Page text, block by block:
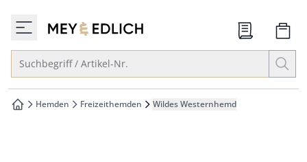
springen
springen
zur Startseite
Suchbegriff / Artikel-Nr.
zur Startseite
Hemden Freizeithemden Wildes Westernhemd